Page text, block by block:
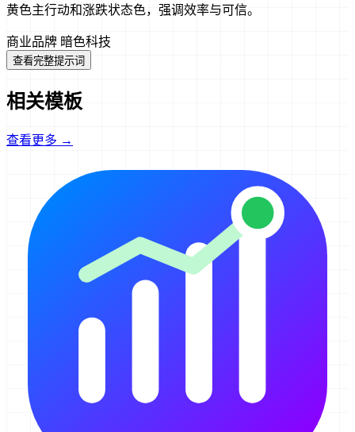
黄色主行动和涨跌状态色，强调效率与可信。
商业品牌 暗色科技
查看完整提示词
相关模板
查看更多 →